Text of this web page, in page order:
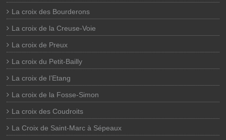
La croix des Bourderons
La croix de la Creuse-Voie
La croix de Preux
La croix du Petit-Bailly
La croix de l’Etang
La croix de la Fosse-Simon
La croix des Coudroits
La Croix de Saint-Marc à Sépeaux